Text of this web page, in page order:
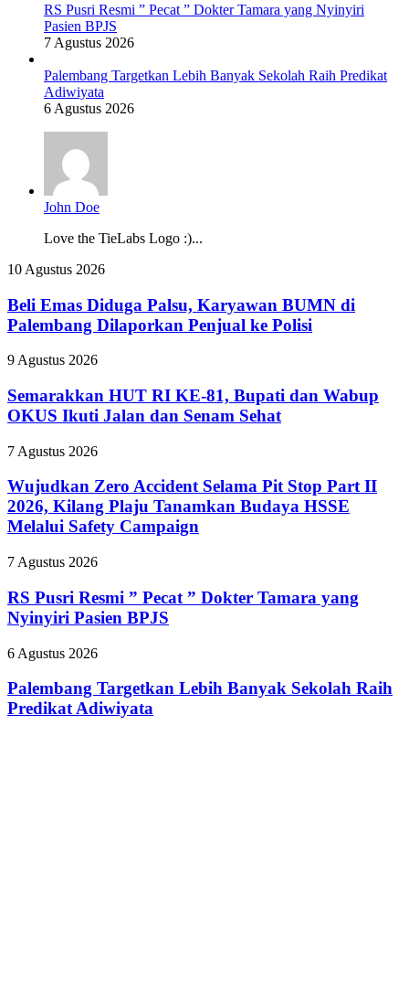
RS Pusri Resmi ” Pecat ” Dokter Tamara yang Nyinyiri
Pasien BPJS
7 Agustus 2026
Palembang Targetkan Lebih Banyak Sekolah Raih Predikat
Adiwiyata
6 Agustus 2026
John Doe
Love the TieLabs Logo :)...
Beli
Diduga
Palsu,
Karyawan
di
Dilaporkan
Penjual
Polisi
10 Agustus 2026
Beli Emas Diduga Palsu, Karyawan BUMN di
Palembang Dilaporkan Penjual ke Polisi
Semarakkan
RI
KE-
81,
dan
OKUS
Ikuti
Jalan
Senam
Sehat
9 Agustus 2026
Semarakkan HUT RI KE-81, Bupati dan Wabup
OKUS Ikuti Jalan dan Senam Sehat
Wujudkan
Accident
Selama
Pit
Stop
II
Kilang
Plaju
Tanamkan
Budaya
HSSE
Melalui
Safety
Campaign
7 Agustus 2026
Wujudkan Zero Accident Selama Pit Stop Part II
2026, Kilang Plaju Tanamkan Budaya HSSE
Melalui Safety Campaign
RS
Resmi
”
Pecat
Dokter
yang
Nyinyiri
7 Agustus 2026
RS Pusri Resmi ” Pecat ” Dokter Tamara yang
Nyinyiri Pasien BPJS
Palembang
Lebih
Banyak
Sekolah
6 Agustus 2026
Palembang Targetkan Lebih Banyak Sekolah Raih
Predikat Adiwiyata